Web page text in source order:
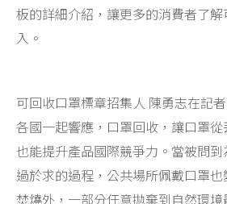
板的詳細介紹，讓更多的消費者了
入。
可回收口罩標章招集人 陳勇志在記
各國一起響應，口罩回收，讓口罩
也能提升產品國際競爭力。當被問
過於求的過程，公共場所佩戴口罩
焚燒外，一部分任意拋棄到自然環